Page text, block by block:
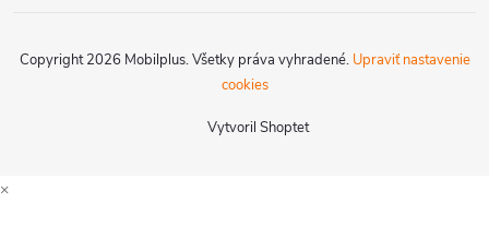
Vytvoril Shoptet
Copyright 2026 Mobilplus. Všetky práva vyhradené. Upraviť nastavenie
cookies
×